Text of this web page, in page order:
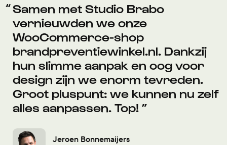
Samen met Studio Brabo
vernieuwden we onze
WooCommerce-shop
brandpreventiewinkel.nl. Dankzij
hun slimme aanpak en oog voor
design zijn we enorm tevreden.
Groot pluspunt: we kunnen nu zelf
alles aanpassen. Top!
Jeroen Bonnemaijers